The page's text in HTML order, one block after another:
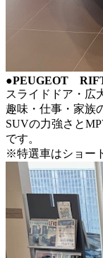
●PEUGEOT
スライドドア・広
趣味・仕事・家族
SUVの力強さと
です。
※特選車はショー